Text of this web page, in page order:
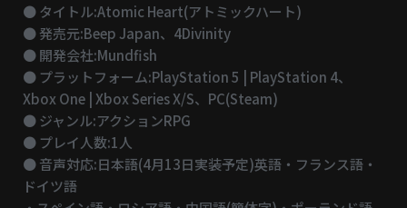
● タイトル:Atomic Heart(アトミックハート)
● 発売元:Beep Japan、4Divinity
● 開発会社:Mundfish
● プラットフォーム:PlayStation 5 | PlayStation 4、
Xbox One | Xbox Series X/S、PC(Steam)
● ジャンル:アクションRPG
● プレイ人数:1人
● 音声対応:日本語(4月13日実装予定)英語・フランス語・
ドイツ語